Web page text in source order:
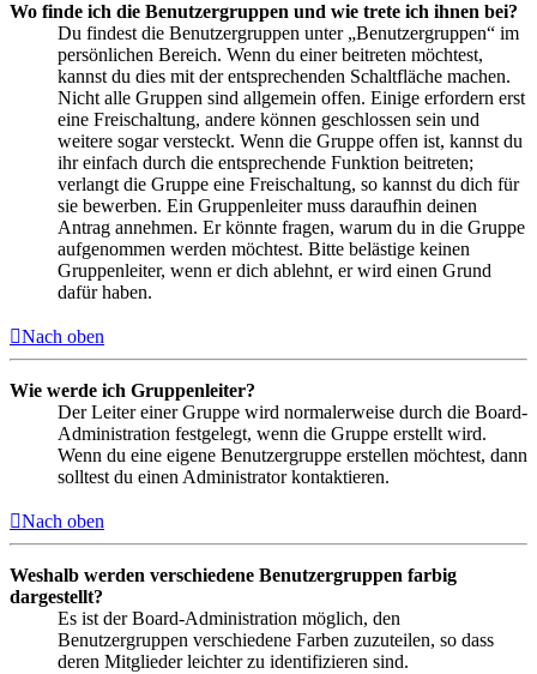
Wo finde ich die Benutzergruppen und wie trete ich ihnen bei?
Du findest die Benutzergruppen unter „Benutzergruppen“ im
persönlichen Bereich. Wenn du einer beitreten möchtest,
kannst du dies mit der entsprechenden Schaltfläche machen.
Nicht alle Gruppen sind allgemein offen. Einige erfordern erst
eine Freischaltung, andere können geschlossen sein und
weitere sogar versteckt. Wenn die Gruppe offen ist, kannst du
ihr einfach durch die entsprechende Funktion beitreten;
verlangt die Gruppe eine Freischaltung, so kannst du dich für
sie bewerben. Ein Gruppenleiter muss daraufhin deinen
Antrag annehmen. Er könnte fragen, warum du in die Gruppe
aufgenommen werden möchtest. Bitte belästige keinen
Gruppenleiter, wenn er dich ablehnt, er wird einen Grund
dafür haben.
Nach oben
Wie werde ich Gruppenleiter?
Der Leiter einer Gruppe wird normalerweise durch die Board-
Administration festgelegt, wenn die Gruppe erstellt wird.
Wenn du eine eigene Benutzergruppe erstellen möchtest, dann
solltest du einen Administrator kontaktieren.
Nach oben
Weshalb werden verschiedene Benutzergruppen farbig
dargestellt?
Es ist der Board-Administration möglich, den
Benutzergruppen verschiedene Farben zuzuteilen, so dass
deren Mitglieder leichter zu identifizieren sind.